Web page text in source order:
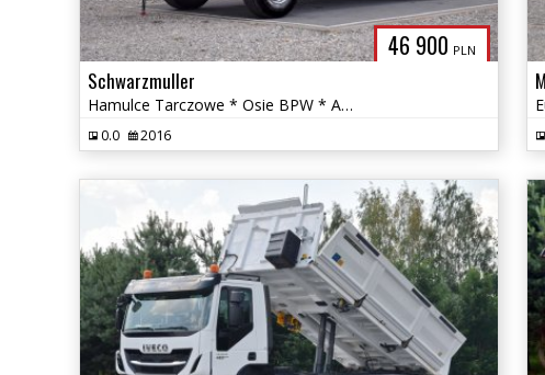
46 900 PLN
Schwarzmuller
Hamulce Tarczowe * Osie BPW * Aluminiowe Burty * Duomatic
0.0 2016